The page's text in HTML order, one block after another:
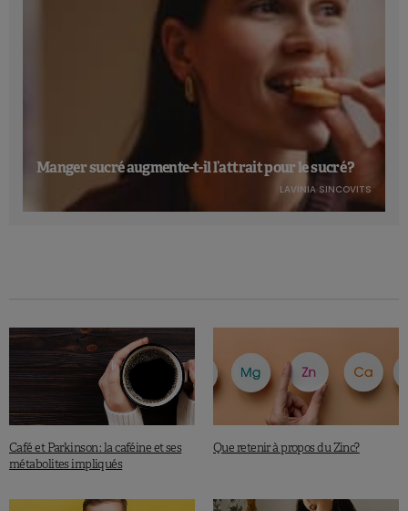
Manger sucré augmente-t-il l’attrait pour le sucré ?
LAVINIA SINCOVITS
Café et Parkinson : la caféine et ses
métabolites impliqués
Que retenir à propos du Zinc?